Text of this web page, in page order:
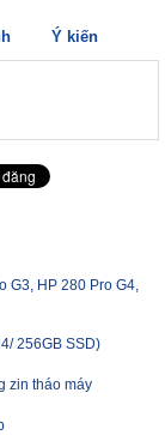
Ý kiến
G3, HP 280 Pro G4,
256GB SSD)
zin tháo máy